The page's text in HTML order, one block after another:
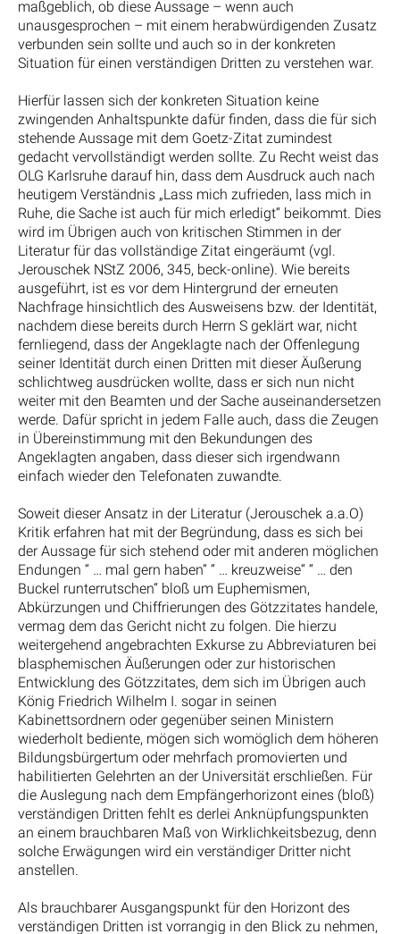
maßgeblich, ob diese Aussage – wenn auch
unausgesprochen – mit einem herabwürdigenden Zusatz
verbunden sein sollte und auch so in der konkreten
Situation für einen verständigen Dritten zu verstehen war.
Hierfür lassen sich der konkreten Situation keine
zwingenden Anhaltspunkte dafür finden, dass die für sich
stehende Aussage mit dem Goetz-Zitat zumindest
gedacht vervollständigt werden sollte. Zu Recht weist das
OLG Karlsruhe darauf hin, dass dem Ausdruck auch nach
heutigem Verständnis „Lass mich zufrieden, lass mich in
Ruhe, die Sache ist auch für mich erledigt“ beikommt. Dies
wird im Übrigen auch von kritischen Stimmen in der
Literatur für das vollständige Zitat eingeräumt (vgl.
Jerouschek NStZ 2006, 345, beck-online). Wie bereits
ausgeführt, ist es vor dem Hintergrund der erneuten
Nachfrage hinsichtlich des Ausweisens bzw. der Identität,
nachdem diese bereits durch Herrn S geklärt war, nicht
fernliegend, dass der Angeklagte nach der Offenlegung
seiner Identität durch einen Dritten mit dieser Äußerung
schlichtweg ausdrücken wollte, dass er sich nun nicht
weiter mit den Beamten und der Sache auseinandersetzen
werde. Dafür spricht in jedem Falle auch, dass die Zeugen
in Übereinstimmung mit den Bekundungen des
Angeklagten angaben, dass dieser sich irgendwann
einfach wieder den Telefonaten zuwandte.
Soweit dieser Ansatz in der Literatur (Jerouschek a.a.O)
Kritik erfahren hat mit der Begründung, dass es sich bei
der Aussage für sich stehend oder mit anderen möglichen
Endungen “ … mal gern haben“ “ … kreuzweise“ “ … den
Buckel runterrutschen“ bloß um Euphemismen,
Abkürzungen und Chiffrierungen des Götzzitates handele,
vermag dem das Gericht nicht zu folgen. Die hierzu
weitergehend angebrachten Exkurse zu Abbreviaturen bei
blasphemischen Äußerungen oder zur historischen
Entwicklung des Götzzitates, dem sich im Übrigen auch
König Friedrich Wilhelm I. sogar in seinen
Kabinettsordnern oder gegenüber seinen Ministern
wiederholt bediente, mögen sich womöglich dem höheren
Bildungsbürgertum oder mehrfach promovierten und
habilitierten Gelehrten an der Universität erschließen. Für
die Auslegung nach dem Empfängerhorizont eines (bloß)
verständigen Dritten fehlt es derlei Anknüpfungspunkten
an einem brauchbaren Maß von Wirklichkeitsbezug, denn
solche Erwägungen wird ein verständiger Dritter nicht
anstellen.
Als brauchbarer Ausgangspunkt für den Horizont des
verständigen Dritten ist vorrangig in den Blick zu nehmen,